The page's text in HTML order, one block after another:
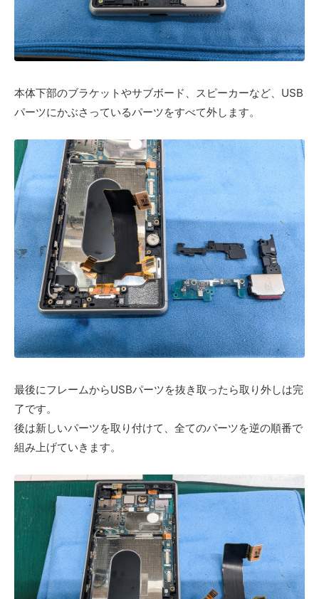
本体下部のブラケットやサブボード、スピーカーなど、USB
パーツにかぶさっているパーツをすべて外します。
最後にフレームからUSBパーツを抜き取ったら取り外しは完
了です。
後は新しいパーツを取り付けて、全てのパーツを逆の順番で
組み上げていきます。